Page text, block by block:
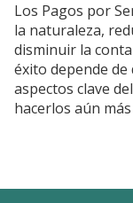
Los Pagos por
la naturaleza,
disminuir la
éxito depende
aspectos clave
hacerlos aún